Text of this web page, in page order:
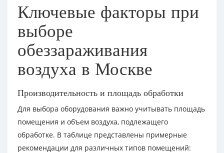
Ключевые факторы при
выборе
обеззараживания
воздуха в Москве
Производительность и площадь обработки
Для выбора оборудования важно учитывать площадь
помещения и объем воздуха, подлежащего
обработке. В таблице представлены примерные
рекомендации для различных типов помещений: